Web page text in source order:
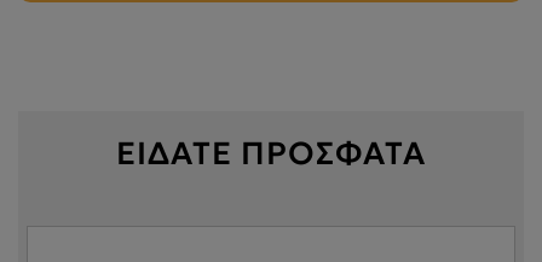
ΕΙΔΑΤΕ ΠΡΟΣΦΑΤΑ